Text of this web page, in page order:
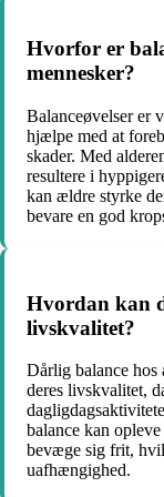
Hvorfor er
mennesker?
Balanceøvelser er
hjælpe med at
skader. Med
resultere i
kan ældre styrke
bevare en god
Hvordan kan
livskvalitet?
Dårlig balance
deres livskvalitet,
balance kan
bevæge sig frit,
uafhængighed.